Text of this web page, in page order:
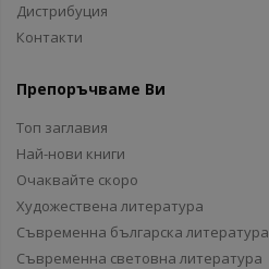
Дистрибуция
Контакти
Препоръчваме Ви
Топ заглавия
Най-нови книги
Очаквайте скоро
Художествена литература
Съвременна българска литература
Съвременна световна литература